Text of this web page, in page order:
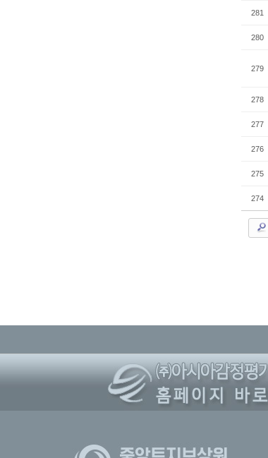
281
280
279
278
277
276
275
274